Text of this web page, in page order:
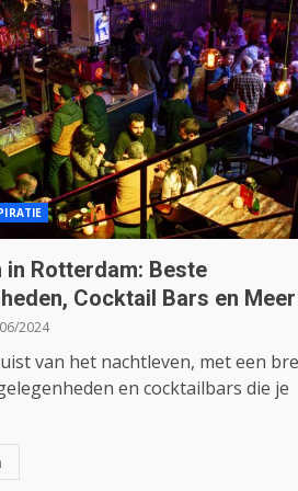
in Rotterdam: Beste
Cocktail Bars en Meer
2024
van het nachtleven, met een
en cocktailbars die je